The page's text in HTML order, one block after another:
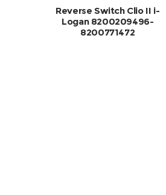
Reverse Switch Clio II i-
Logan 8200209496-
8200771472